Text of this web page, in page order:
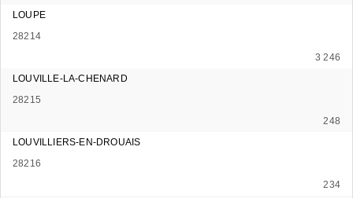
LOUPE
28214
3 246
LOUVILLE-LA-CHENARD
28215
248
LOUVILLIERS-EN-DROUAIS
28216
234